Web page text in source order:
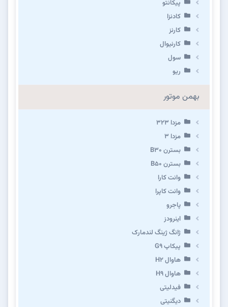
پیکانتو
کادنزا
کارنز
کارنیوال
سول
ریو
بهمن موتور
مزدا ۳۲۳
مزدا ۳
بسترن B۳۰
بسترن B۵۰
وانت کارا
وانت کاپرا
پاجرو
اینرودز
ژانگ ژینگ لندمارک
پیکاپ G۹
هاوال H۲
هاوال H۹
فیدلیتی
دیگنیتی